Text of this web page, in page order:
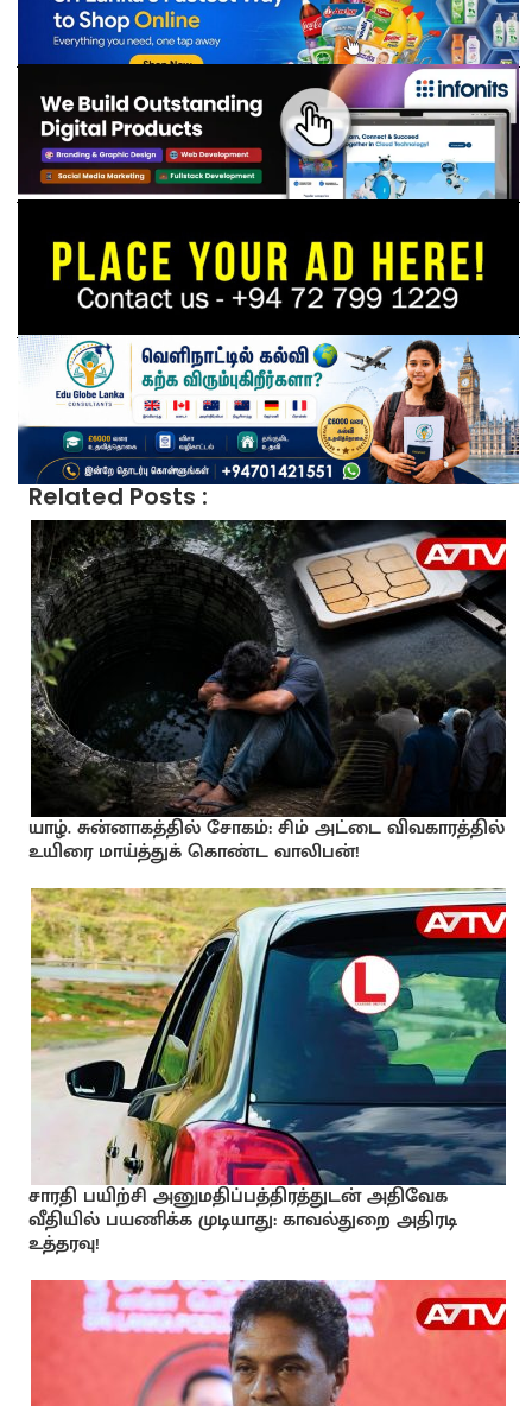
Related Posts :
யாழ். சுன்னாகத்தில் சோகம்: சிம் அட்டை விவகாரத்தில்
உயிரை மாய்த்துக் கொண்ட வாலிபன்!
சாரதி பயிற்சி அனுமதிப்பத்திரத்துடன் அதிவேக
வீதியில் பயணிக்க முடியாது: காவல்துறை அதிரடி
உத்தரவு!